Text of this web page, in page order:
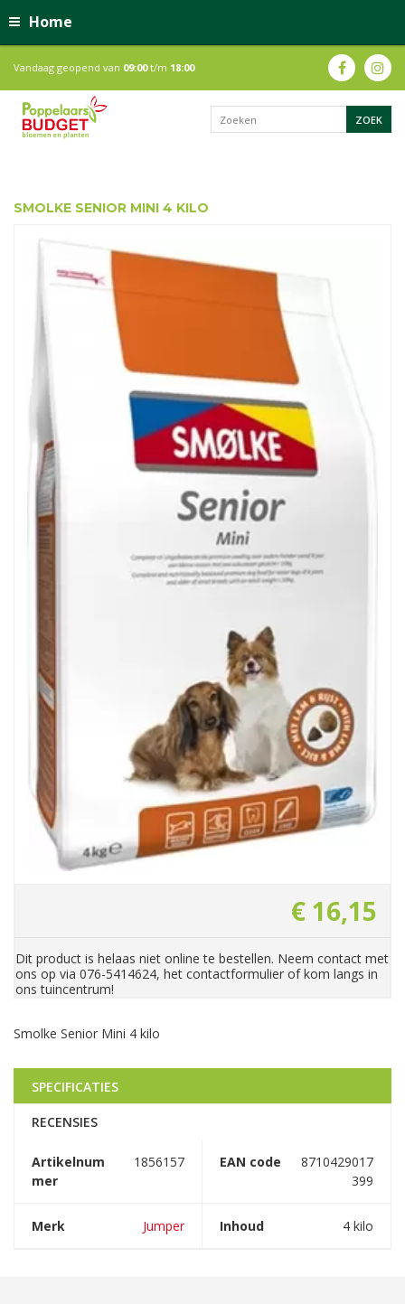
Home
Vandaag geopend van 09:00t/m 18:00
SMOLKE SENIOR MINI 4 KILO
€ 16,15
Dit product is helaas niet online te bestellen. Neem contact met
ons op via 076-5414624, het contactformulier of kom langs in
ons tuincentrum!
Smolke Senior Mini 4 kilo
SPECIFICATIES
RECENSIES
Artikelnum
mer
1856157 EAN code
8710429017
399
Merk Jumper Inhoud 4 kilo